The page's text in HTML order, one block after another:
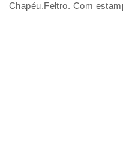
Chapéu.Feltro. Com